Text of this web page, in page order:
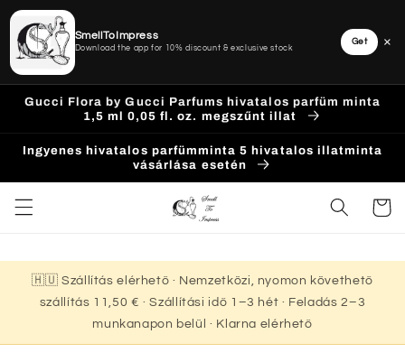
Ugrás a
tartalomhoz
Gucci Flora by Gucci Parfums hivatalos parfüm minta
1,5 ml 0,05 fl. oz. megszűnt illat
Ingyenes hivatalos parfümminta 5 hivatalos illatminta
vásárlása esetén
Kosár
🇭🇺 Szállítás elérhető · Nemzetközi, nyomon követhető
szállítás 11,50 € · Szállítási idő 1–3 hét · Feladás 2–3
munkanapon belül · Klarna elérhető
SmellToImpress
Download the app for 10% discount & exclusive stock
Get ×